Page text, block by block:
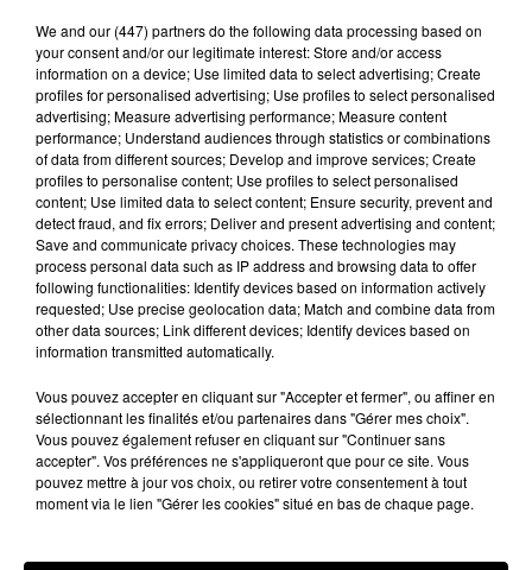
Lecture (4 min 12 sec)
100%
100% Radio les infos des Hautes-Pyrénées
22 décembre 2023 - 4 min 12 sec
LES INFOS DES HAUTES-PYRÉNÉES DU
22/12/2023 À 07H31
Podcasts infos des Hautes-Pyrénées
We and our (447) partnersdo the following data processing based on
your consent and/or our legitimate interest: Store and/or access
information on a device; Use limited data to select advertising; Create
profiles for personalised advertising; Use profiles to select personalised
advertising; Measure advertising performance; Measure content
performance; Understand audiences through statistics or combinations
of data from different sources; Develop and improve services; Create
profiles to personalise content; Use profiles to select personalised
content; Use limited data to select content; Ensure security, prevent and
detect fraud, and fix errors; Deliver and present advertising and content;
Save and communicate privacy choices. These technologies may
process personal data such as IP address and browsing data to offer
following functionalities: Identify devices based on information actively
requested; Use precise geolocation data; Match and combine data from
other data sources; Link different devices; Identify devices based on
information transmitted automatically.
Vous pouvez accepter en cliquant sur "Accepter et fermer", ou affiner en
sélectionnant les finalités et/ou partenaires dans "Gérer mes choix".
Vous pouvez également refuser en cliquant sur "Continuer sans
accepter". Vos préférences ne s'appliqueront que pour ce site. Vous
pouvez mettre à jour vos choix, ou retirer votre consentement à tout
moment via le lien "Gérer les cookies" situé en bas de chaque page.